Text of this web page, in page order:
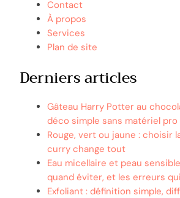
Contact
À propos
Services
Plan de site
Derniers articles
Gâteau Harry Potter au
déco simple sans matériel pro
Rouge, vert ou jaune : choisir
curry change tout
Eau micellaire et peau
quand éviter, et les erreurs
Exfoliant : définition simple,